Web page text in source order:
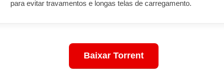
para evitar travamentos e longas telas de carregamento.
Baixar Torrent